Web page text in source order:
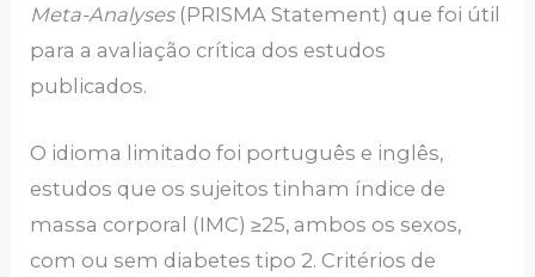
Meta-Analyses(PRISMA Statement) que foi útil
para a avaliação crítica dos estudos
publicados.
O idioma limitado foi português e inglês,
estudos que os sujeitos tinham índice de
massa corporal (IMC) ≥25, ambos os sexos,
com ou sem diabetes tipo 2. Critérios de